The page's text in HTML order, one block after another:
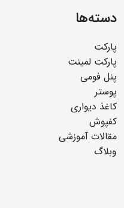
دسته‌ها
پارکت
پارکت لمینت
پنل فومی
پوستر
کاغذ دیواری
کفپوش
مقالات آموزشی
وبلاگ